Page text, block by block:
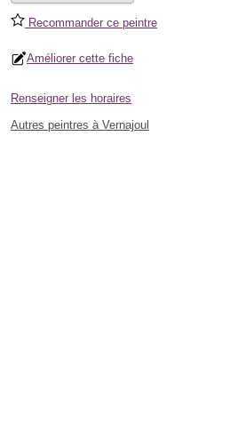
Recommander ce peintre
Améliorer cette fiche
Renseigner les horaires
Autres peintres à Vernajoul